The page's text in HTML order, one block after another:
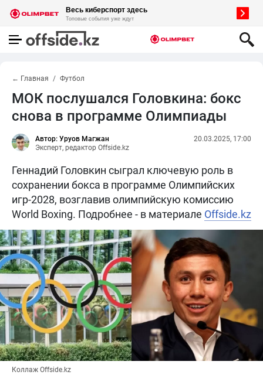
← Главная Футбол
МОК послушался Головкина: бокс
снова в программе Олимпиады
Автор: Уруов Магжан
Эксперт, редактор Offside.kz
20.03.2025, 17:00
Геннадий Головкин сыграл ключевую роль в
сохранении бокса в программе Олимпийских
игр-2028, возглавив олимпийскую комиссию
World Boxing. Подробнее - в материале Offside.kz
Коллаж Offside.kz